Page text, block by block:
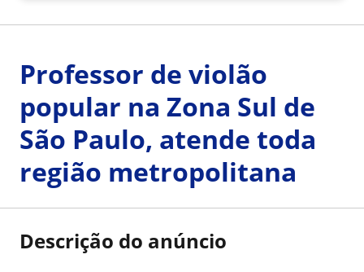
Professor de violão
popular na Zona Sul de
São Paulo, atende toda
região metropolitana
Descrição do anúncio